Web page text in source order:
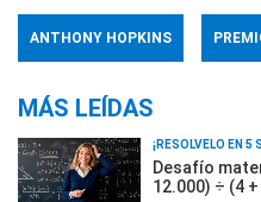
ANTHONY HOPKINS
MÁS LEÍDAS
¡RESOLVELO EN 5
Desafío
12.000) ÷ (4 +